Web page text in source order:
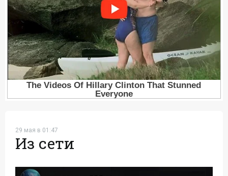
29 мая в 01:47
Из сети